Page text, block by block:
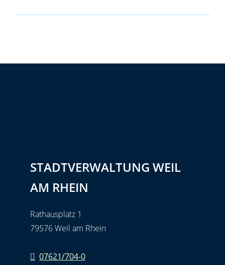
STADTVERWALTUNG WEIL
AM RHEIN
Rathausplatz 1
79576 Weil am Rhein
07621/704-0